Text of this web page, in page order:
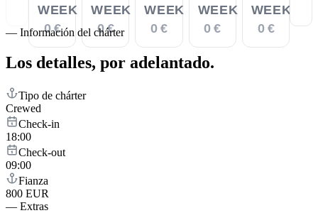
WEEK
0 €
WEEK
0 €
WEEK
0 €
WEEK
0 €
WEEK
0 €
— Información del chárter
Los detalles, por adelantado.
Tipo de chárter
Crewed
Check-in
18:00
Check-out
09:00
Fianza
800 EUR
— Extras